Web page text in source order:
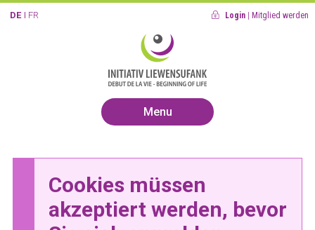
DE FR Login Mitglied werden
Menu
Cookies müssen
akzeptiert werden, bevor